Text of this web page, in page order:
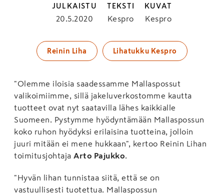
JULKAISTU
20.5.2020
TEKSTI
Kespro
KUVAT
Kespro
Reinin Liha Lihatukku Kespro
"Olemme iloisia saadessamme Mallaspossut
valikoimiimme, sillä jakeluverkostomme kautta
tuotteet ovat nyt saatavilla lähes kaikkialle
Suomeen. Pystymme hyödyntämään Mallaspossun
koko ruhon hyödyksi erilaisina tuotteina, jolloin
juuri mitään ei mene hukkaan", kertoo Reinin Lihan
toimitusjohtaja Arto Pajukko
"Hyvän lihan tunnistaa siitä, että se on
vastuullisesti tuotettua. Mallaspossun